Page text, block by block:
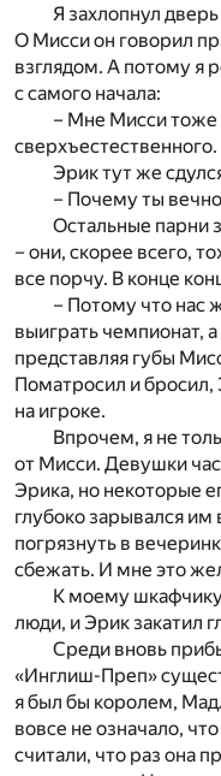
Я захлопнул
О Мисси он говорил
взглядом. А потому я
с самого начала:
– Мне Мисси тоже
сверхъестественного.
Эрик тут же
– Почему ты
Остальные парни
– они, скорее всего,
все порчу. В конце
– Потому что нас
выиграть чемпионат,
представляя губы
Поматросил и бросил,
на игроке.
Впрочем, я не
от Мисси. Девушки
Эрика, но некоторые
глубоко зарывался им
погрязнуть в
сбежать. И мне это
К моему шкафчику
люди, и Эрик закатил
Среди вновь
«Инглиш-Преп»
я был бы королем,
вовсе не означало,
считали, что раз она